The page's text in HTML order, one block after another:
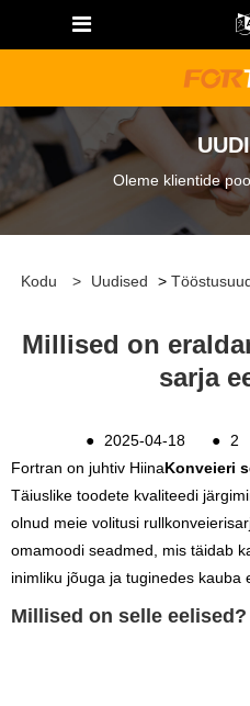
Oleme klientide
Kodu > Uudised >
Millised on
sarja
● 2025-04-18 ● 2
Fortran on juhtiv HiinaKonveieri
Täiuslike toodete kvaliteedi
olnud meie volitusi
omamoodi seadmed, mis täidab
inimliku jõuga ja tuginedes kauba
Millised on selle eelised?